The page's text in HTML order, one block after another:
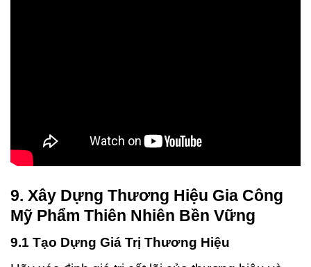
9. Xây Dựng Thương Hiệu Gia Công
Mỹ Phẩm Thiên Nhiên Bền Vững
9.1 Tạo Dựng Giá Trị Thương Hiệu